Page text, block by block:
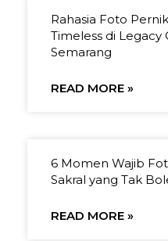
a
g
r
Rahasia Foto
Timeless di Legacy
Semarang
READ MORE »
6 Momen Wajib
Sakral yang Tak
READ MORE »